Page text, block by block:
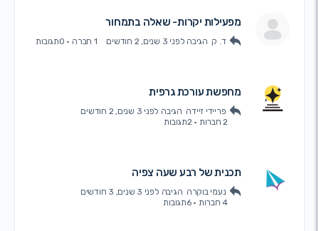
מפעילות יקרות- שאלה בתמחור
הגיבהלפני 3 שנים, 2 חודשים 1 חברה · 0תגובות
מחפשת עורכת גרפית
פריידי זיידה הגיבהלפני 3 שנים, 2 חודשים
2תגובות
תכנית של רבע שעה צפיה
נעמי בוקרה הגיבהלפני 3 שנים, 3 חודשים
6תגובות